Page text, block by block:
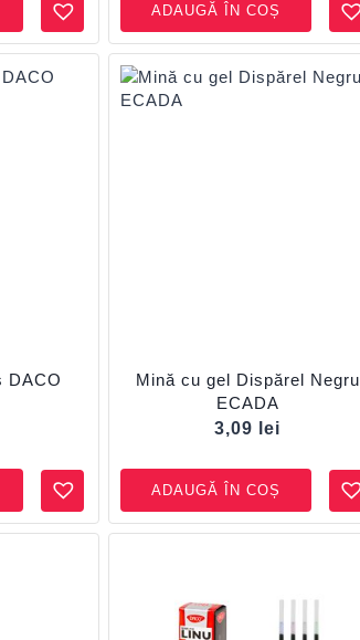
ADAUGĂ ÎN COȘ
DACO
Mină cu gel Dispărel Negru
ECADA
3,09
lei
ADAUGĂ ÎN COȘ